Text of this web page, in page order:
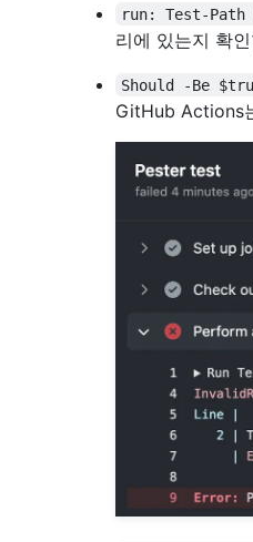
run: Test-
리에 있는지 확
Should -Be
GitHub Actions